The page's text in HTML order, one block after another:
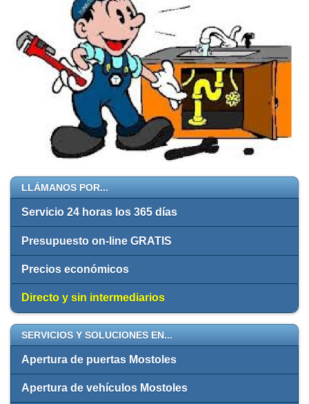
LLÁMANOS POR...
Servicio 24 horas los 365 días
Presupuesto on-line GRATIS
Precios económicos
Directo y sin intermediarios
SERVICIOS Y SOLUCIONES EN...
Apertura de puertas Mostoles
Apertura de vehículos Mostoles